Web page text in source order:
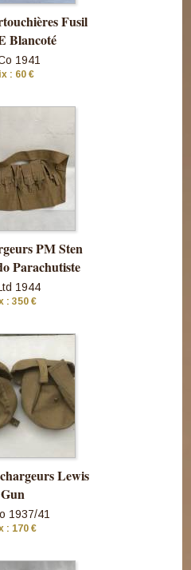
pièce
Fusil
Blancoté
1941
: 60 €
pièce
PM Sten
Parachutiste
1944
: 350 €
pièce
Lewis
Gun
1937/41
: 170 €